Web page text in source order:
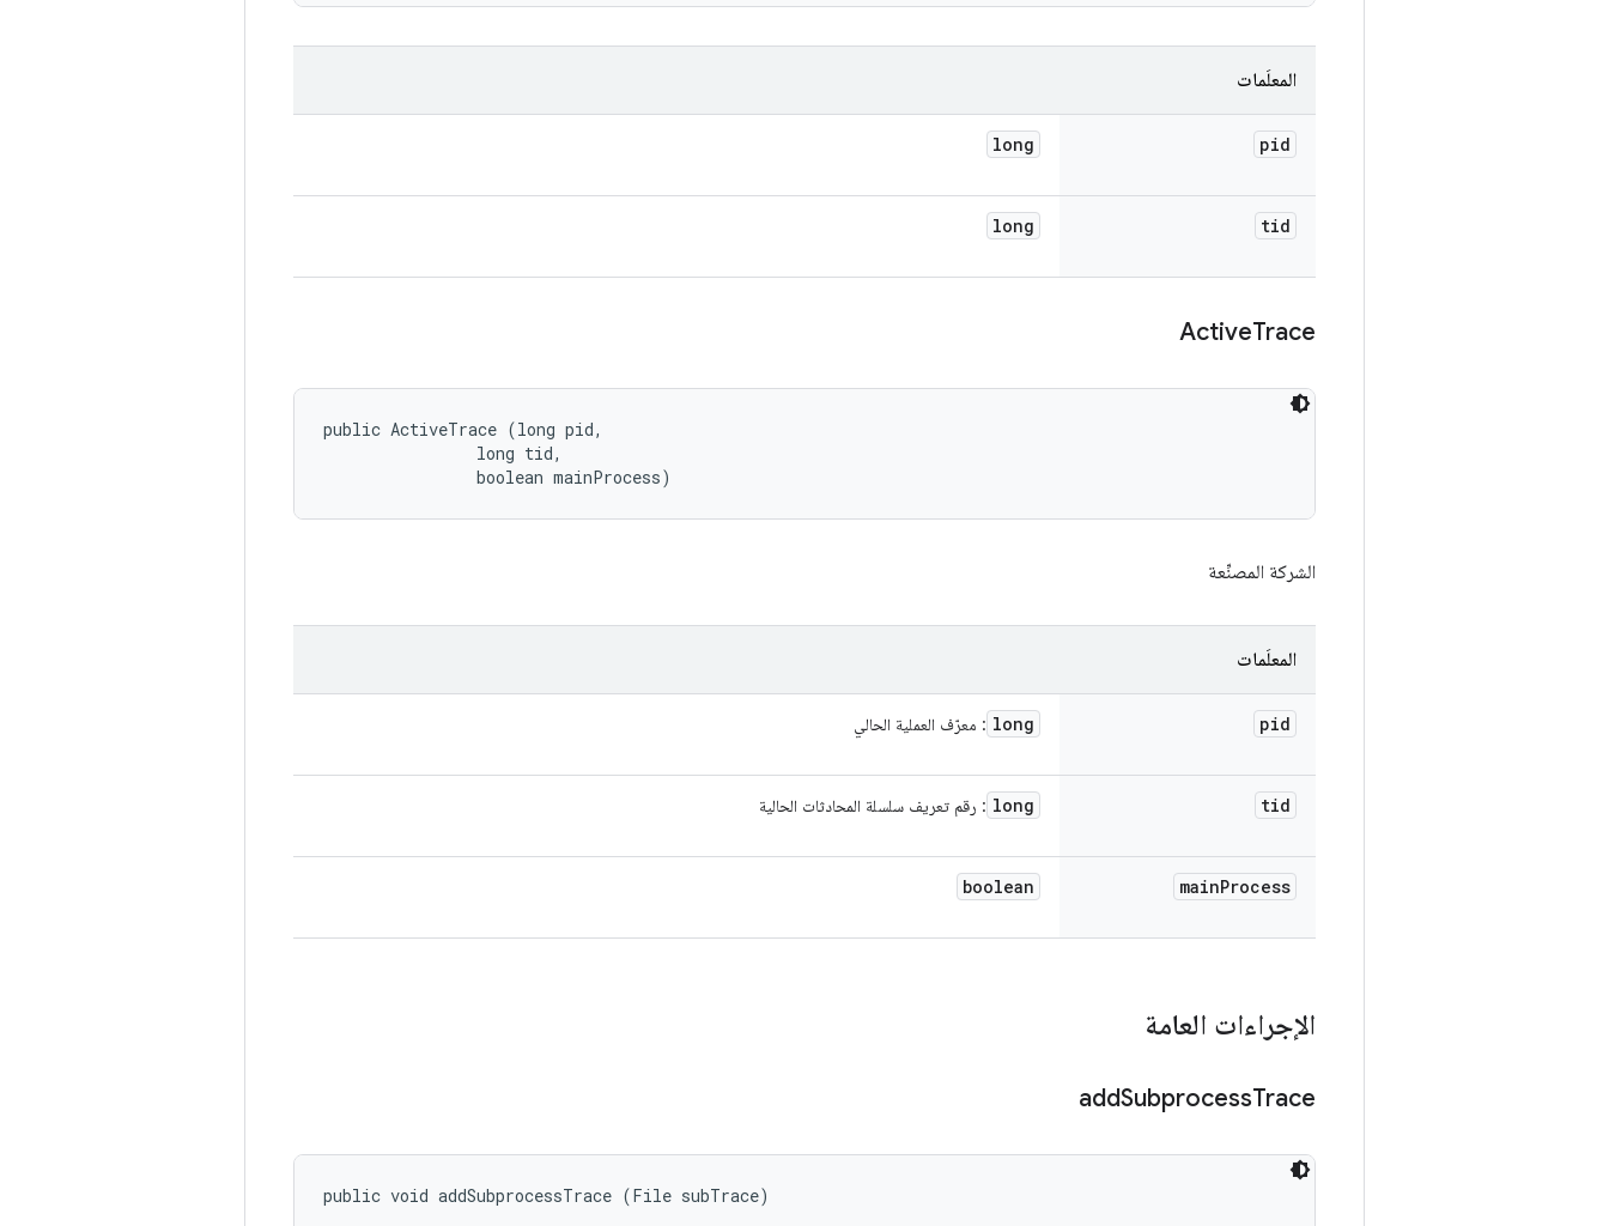
المعلَمات
pid
long
tid
long
ActiveTrace
public ActiveTrace (long pid,
                long tid,
                boolean mainProcess)
الشركة المصنِّعة
المعلَمات
pid
long : معرّف العملية الحالي
tid
long : رقم تعريف سلسلة المحادثات الحالية
mainProcess
boolean
الإجراءات العامة
addSubprocessTrace
public void addSubprocessTrace (File subTrace)